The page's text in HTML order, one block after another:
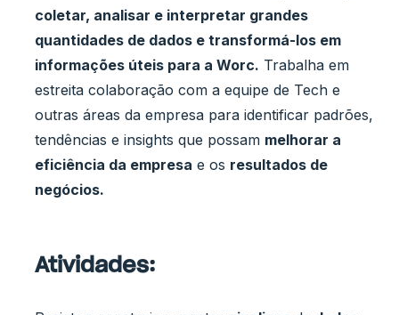
coletar, analisar e interpretar grandes
quantidades de dados e transformá-los em
informações úteis para a Worc. Trabalha em
estreita colaboração com a equipe de Tech e
outras áreas da empresa para identificar padrões,
tendências e insights que possam melhorar a
eficiência da empresa e os resultados de
negócios.
Atividades: